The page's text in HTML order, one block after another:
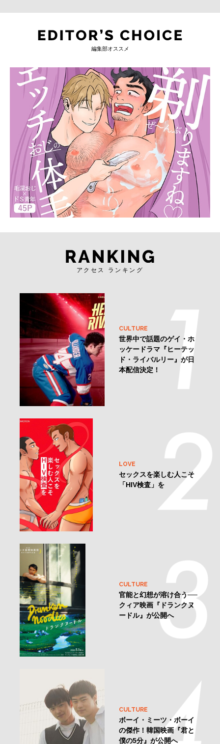
編集部オススメ
アクセス ランキング
CULTURE
世界中で話題のゲイ・ホ
ッケードラマ『ヒーテッ
ド・ライバルリー』が日
本配信決定！
LOVE
セックスを楽しむ人こそ
「HIV検査」を
CULTURE
官能と幻想が溶け合う──
クィア映画『ドランクヌ
ードル』が公開へ
CULTURE
ボーイ・ミーツ・ボーイ
の傑作！韓国映画『君と
僕の5分』が公開へ